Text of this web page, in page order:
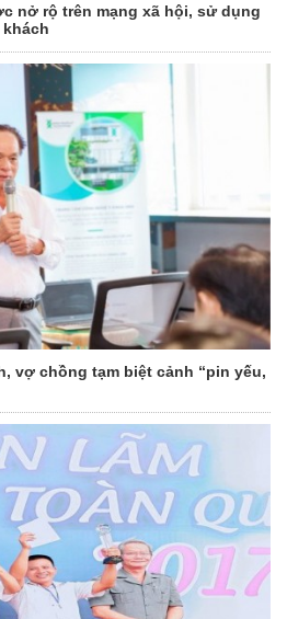
nở rộ trên mạng xã hội, sử dụng
vợ chồng tạm biệt cảnh “pin yếu,